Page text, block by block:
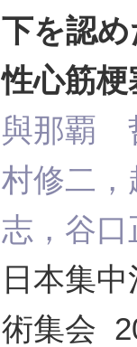
下を認
性心筋
與那覇
村修二
志，谷
日本集
術集会